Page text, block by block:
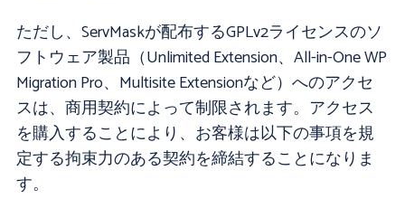
ただし、ServMaskが配布するGPLv2ライセンスのソ
フトウェア製品（Unlimited Extension、All-in-One WP
Migration Pro、Multisite Extensionなど）へのアクセ
スは、商用契約によって制限されます。アクセス
を購入することにより、お客様は以下の事項を規
定する拘束力のある契約を締結することになりま
す。